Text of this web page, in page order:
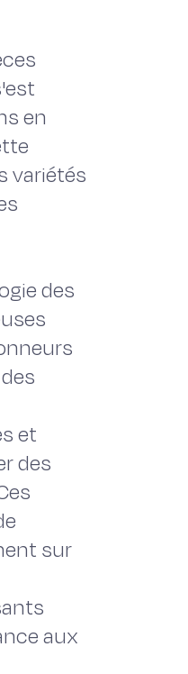
en
variétés
des
et
des
sur
aux